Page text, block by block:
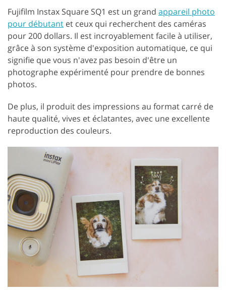
Fujifilm Instax Square SQ1 est un grand appareil photo
pour débutant et ceux qui recherchent des caméras
pour 200 dollars. Il est incroyablement facile à utiliser,
grâce à son système d'exposition automatique, ce qui
signifie que vous n'avez pas besoin d'être un
photographe expérimenté pour prendre de bonnes
photos.
De plus, il produit des impressions au format carré de
haute qualité, vives et éclatantes, avec une excellente
reproduction des couleurs.